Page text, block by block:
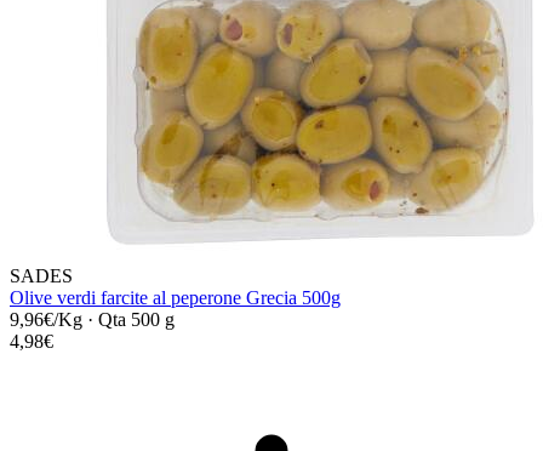
SADES
Olive verdi farcite al peperone Grecia 500g
9,96€/Kg · Qta 500 g
4,98€